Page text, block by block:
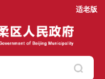
适老版